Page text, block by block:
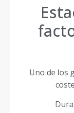
Uno de los